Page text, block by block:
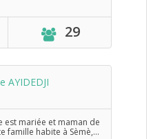
29
AYIDEDJI
est mariée et maman de
famille habite à Sèmè,...